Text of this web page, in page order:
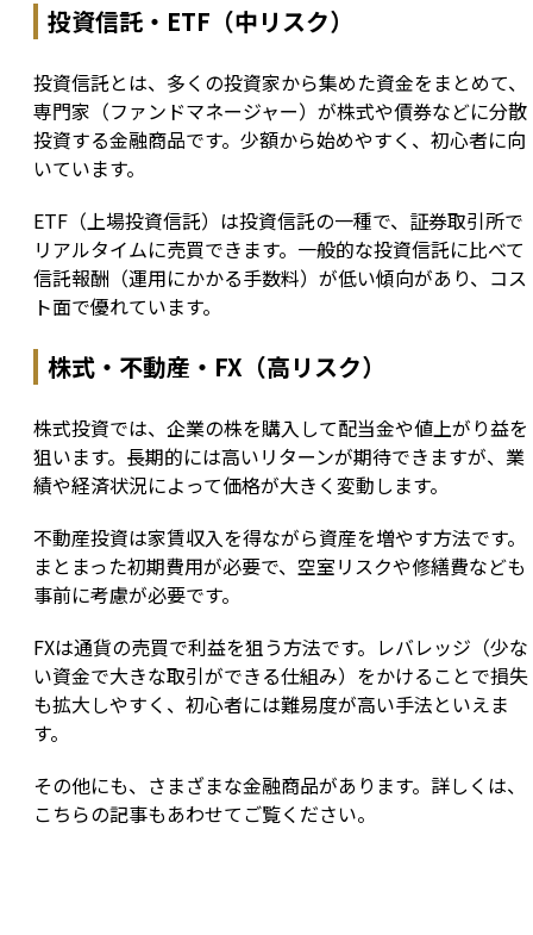
投資信託・ETF（中リスク）
投資信託とは、多くの投資家から集めた資金をまとめて、
専門家（ファンドマネージャー）が株式や債券などに分散
投資する金融商品です。少額から始めやすく、初心者に向
いています。
ETF（上場投資信託）は投資信託の一種で、証券取引所で
リアルタイムに売買できます。一般的な投資信託に比べて
信託報酬（運用にかかる手数料）が低い傾向があり、コス
ト面で優れています。
株式・不動産・FX（高リスク）
株式投資では、企業の株を購入して配当金や値上がり益を
狙います。長期的には高いリターンが期待できますが、業
績や経済状況によって価格が大きく変動します。
不動産投資は家賃収入を得ながら資産を増やす方法です。
まとまった初期費用が必要で、空室リスクや修繕費なども
事前に考慮が必要です。
FXは通貨の売買で利益を狙う方法です。レバレッジ（少な
い資金で大きな取引ができる仕組み）をかけることで損失
も拡大しやすく、初心者には難易度が高い手法といえま
す。
その他にも、さまざまな金融商品があります。詳しくは、
こちらの記事もあわせてご覧ください。